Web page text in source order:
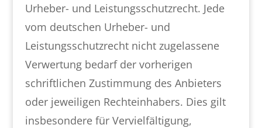
Urheber- und Leistungsschutzrecht. Jede
vom deutschen Urheber- und
Leistungsschutzrecht nicht zugelassene
Verwertung bedarf der vorherigen
schriftlichen Zustimmung des Anbieters
oder jeweiligen Rechteinhabers. Dies gilt
insbesondere für Vervielfältigung,